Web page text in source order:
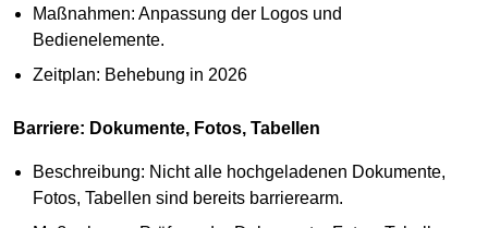
Maßnahmen: Anpassung der Logos und
Bedienelemente.
Zeitplan: Behebung in 2026
Barriere: Dokumente, Fotos, Tabellen
Beschreibung: Nicht alle hochgeladenen Dokumente,
Fotos, Tabellen sind bereits barrierearm.